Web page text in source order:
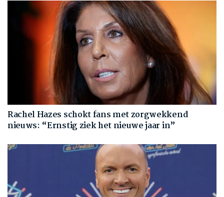
Rachel Hazes schokt fans met zorgwekkend
nieuws: “Ernstig ziek het nieuwe jaar in”